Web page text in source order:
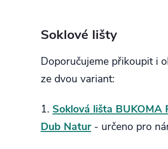
Soklové lišty
Doporučujeme přikoupit i
ze dvou variant:
1. Soklová lišta BUKOMA
Dub Natur- určeno pro